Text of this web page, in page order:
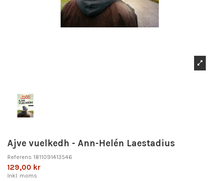
Ajve vuelkedh - Ann-Helén Laestadius
Referens 1811091413546
129,00 kr
Inkl. moms